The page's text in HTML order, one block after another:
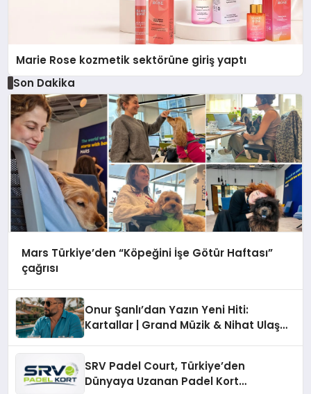
Marie Rose kozmetik sektörüne giriş yaptı
Son Dakika
Mars Türkiye’den “Köpeğini İşe Götür Haftası”
çağrısı
Onur Şanlı’dan Yazın Yeni Hiti:
Kartallar | Grand Müzik & Nihat Ulaş
SRV Padel Court, Türkiye’den
Dünyaya Uzanan Padel Kort